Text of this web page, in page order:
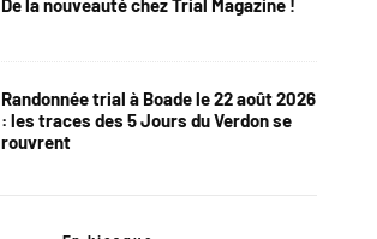
Randonnée trial à Boade le 22 août 2026
: les traces des 5 Jours du Verdon se
rouvrent